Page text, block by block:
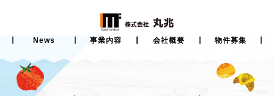
News 事業内容 会社概要 物件募集